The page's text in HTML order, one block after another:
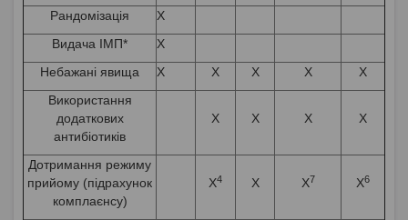
Рандомізація
X
Видача ІМП*
X
Небажані явища
X X X X
X
Використання
додаткових
антибіотиків
X X X X
Дотримання режиму
прийому (підрахунок
комплаєнсу)
X4 X X7 X6